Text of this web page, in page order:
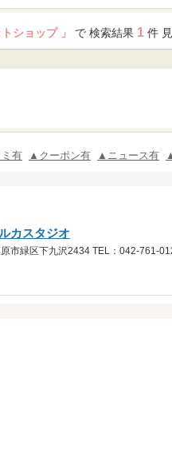
ショップ 」 で 検索結果 1 件
有 ▲クーポン有 ▲ニュース有
カスタジオ
市緑区下九沢2434 TEL：042-761-